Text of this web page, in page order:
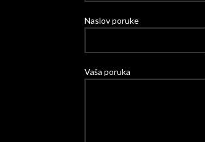
Naslov poruke
Vaša poruka